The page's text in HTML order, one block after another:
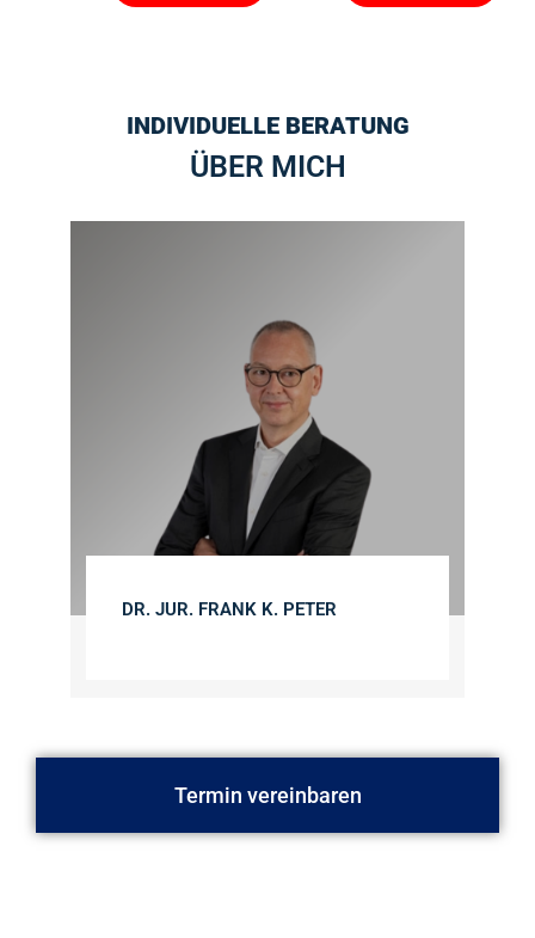
INDIVIDUELLE BERATUNG
ÜBER MICH
DR. JUR. FRANK K. PETER
Termin vereinbaren